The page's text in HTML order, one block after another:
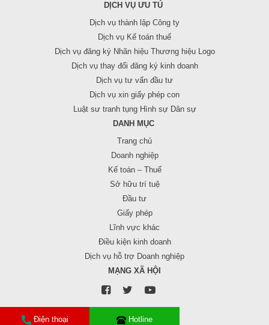
Điện thoại Hotline
DỊCH VỤ ƯU TÚ
Dịch vụ thành lập Công ty
Dịch vụ Kế toán thuế
Dịch vụ đăng ký Nhãn hiệu Thương hiệu Logo
Dịch vụ thay đổi đăng ký kinh doanh
Dịch vụ tư vấn đầu tư
Dịch vụ xin giấy phép con
Luật sư tranh tụng Hình sự Dân sự
DANH MỤC
Trang chủ
Doanh nghiệp
Kế toán – Thuế
Sở hữu trí tuệ
Đầu tư
Giấy phép
Lĩnh vực khác
Điều kiện kinh doanh
Dịch vụ hỗ trợ Doanh nghiệp
MẠNG XÃ HỘI